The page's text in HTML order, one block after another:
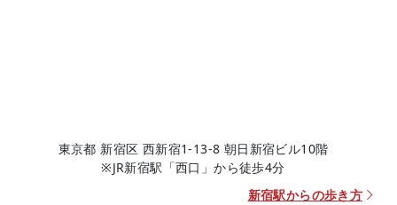
東京都 新宿区 西新宿1-13-8 朝日新宿ビル10階
※JR新宿駅「西口」から徒歩4分
新宿駅からの歩き方